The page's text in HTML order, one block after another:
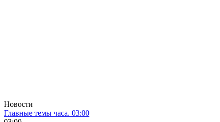
Новости
Главные темы часа. 03:00